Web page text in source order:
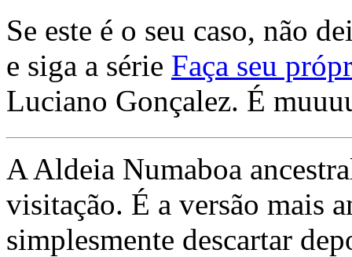
Se este é o seu caso, não
e siga a série Faça seu
Luciano Gonçalez. É
A Aldeia Numaboa
visitação. É a versão mais
simplesmente descartar